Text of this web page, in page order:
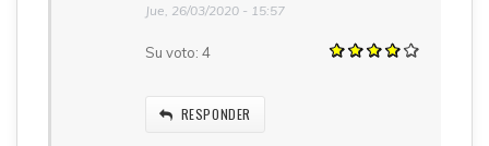
Jue, 26/03/2020 - 15:57
Su voto: 4
RESPONDER